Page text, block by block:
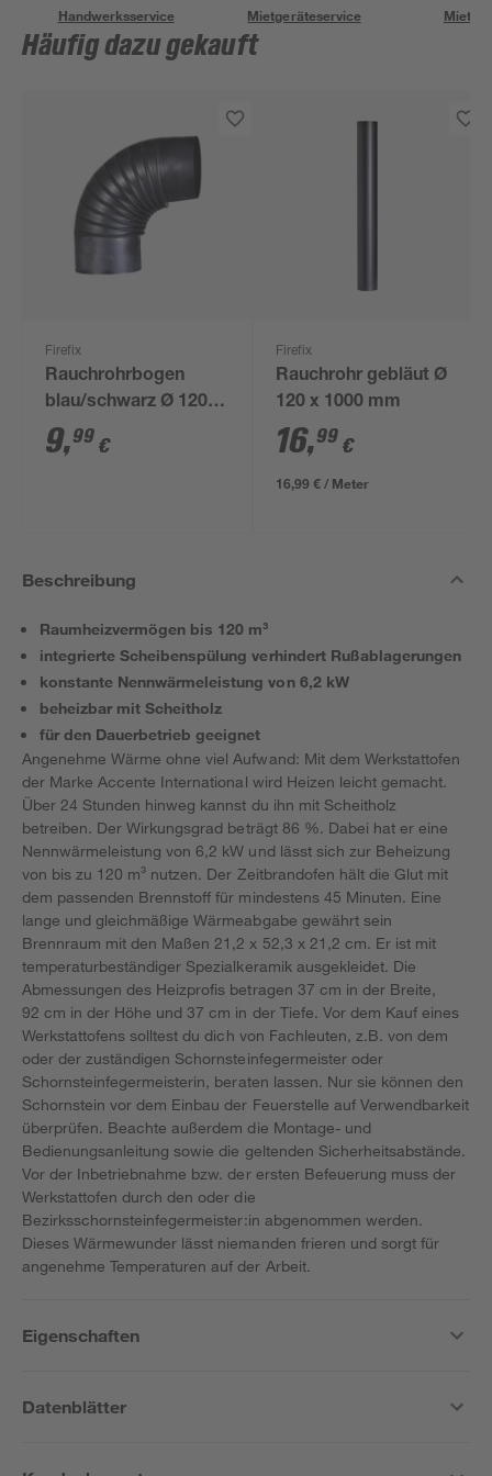
Handwerksservice Mietgeräteservice
Häufig dazu gekauft
Firefix
Rauchrohrbogen
blau/schwarz Ø 120
mm
9,99 €
Firefix
Rauchrohr gebläut Ø
120 x 1000 mm
16,99 €
16,99 € / Meter
Beschreibung
Raumheizvermögen bis 120 m³
integrierte Scheibenspülung verhindert Rußablagerungen
konstante Nennwärmeleistung von 6,2 kW
beheizbar mit Scheitholz
für den Dauerbetrieb geeignet
Angenehme Wärme ohne viel Aufwand: Mit dem Werkstattofen
der Marke Accente International wird Heizen leicht gemacht.
Über 24 Stunden hinweg kannst du ihn mit Scheitholz
betreiben. Der Wirkungsgrad beträgt 86 %. Dabei hat er eine
Nennwärmeleistung von 6,2 kW und lässt sich zur Beheizung
von bis zu 120 m³ nutzen. Der Zeitbrandofen hält die Glut mit
dem passenden Brennstoff für mindestens 45 Minuten. Eine
lange und gleichmäßige Wärmeabgabe gewährt sein
Brennraum mit den Maßen 21,2 x 52,3 x 21,2 cm. Er ist mit
temperaturbeständiger Spezialkeramik ausgekleidet. Die
Abmessungen des Heizprofis betragen 37 cm in der Breite,
92 cm in der Höhe und 37 cm in der Tiefe. Vor dem Kauf eines
Werkstattofens solltest du dich von Fachleuten, z.B. von dem
oder der zuständigen Schornsteinfegermeister oder
Schornsteinfegermeisterin, beraten lassen. Nur sie können den
Schornstein vor dem Einbau der Feuerstelle auf Verwendbarkeit
überprüfen. Beachte außerdem die Montage- und
Bedienungsanleitung sowie die geltenden Sicherheitsabstände.
Vor der Inbetriebnahme bzw. der ersten Befeuerung muss der
Werkstattofen durch den oder die
Bezirksschornsteinfegermeister:in abgenommen werden.
Dieses Wärmewunder lässt niemanden frieren und sorgt für
angenehme Temperaturen auf der Arbeit.
Eigenschaften
Datenblätter